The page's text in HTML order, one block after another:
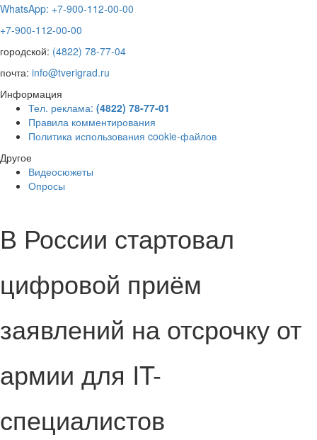
WhatsApp: +7-900-112-00-00
+7-900-112-00-00
городской: (4822) 78-77-04
почта: info@tverigrad.ru
Информация
Тел. реклама: (4822) 78-77-01
Правила комментирования
Политика использования cookie-файлов
Другое
Видеосюжеты
Опросы
В России стартовал
цифровой приём
заявлений на отсрочку от
армии для IT-
специалистов